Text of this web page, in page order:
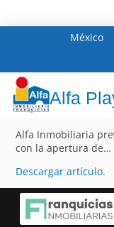
México
Alfa
Alfa Inmobiliaria
con la apertura de…
Descargar artículo.